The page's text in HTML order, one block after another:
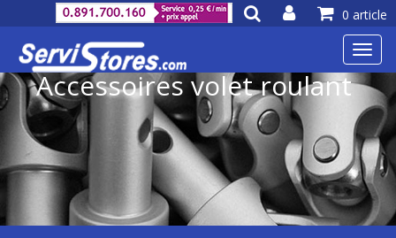
0 article
Accessoires volet roulant